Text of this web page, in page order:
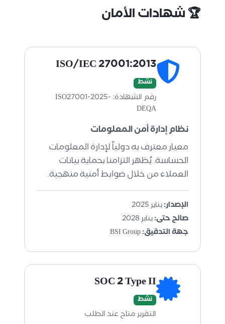
🏆 شهادات الأمان
ISO/IEC 27001:2013
نشط
رقم الشهادة: ISO27001-2025-
DEQA
نظام إدارة أمن المعلومات
معيار معترف به دولياً لإدارة المعلومات
الحساسة. يُظهر التزامنا بحماية بيانات
العملاء من خلال ضوابط أمنية منهجية.
الإصدار:يناير 2025
صالح حتى:يناير 2028
جهة التدقيق:
SOC 2 Type II
نشط
التقرير متاح عند الطلب